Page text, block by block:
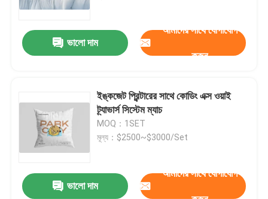
ভিডিও
ভালো দাম
আমাদের সাথে যোগাযোগ
করুন
ইঙ্কজেট প্রিন্টারের সাথে কোডিং এক্স ওয়াই
ট্র্যাভার্স সিস্টেম ম্যাচ
MOQ：1SET
মূল্য：$2500~$3000/Set
ভালো দাম
আমাদের সাথে যোগাযোগ
ইঙ্কজেট প্রিন্টারের জন্য ইউজিএও পেজিং স্ট্যাকার ফিডার মেশিন লেজার মেশিন